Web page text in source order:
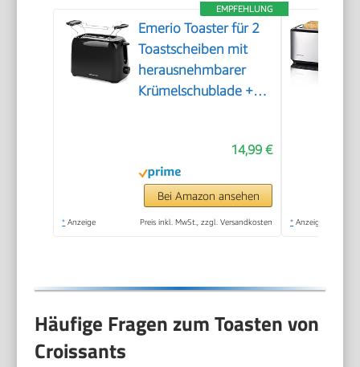
EMPFEHLUNG
Emerio Toaster für 2
Toastscheiben mit
herausnehmbarer
Krümelschublade +
Bräunungsstufen +
Brötchenaufsatz +
Kabelaufwicklung |
700W | TO-128676.3
14,99 €
Bei Amazon ansehen
* Anzeige Preis inkl. MwSt., zzgl. Versandkosten * Anzeige
Häufige Fragen zum Toasten von
Croissants